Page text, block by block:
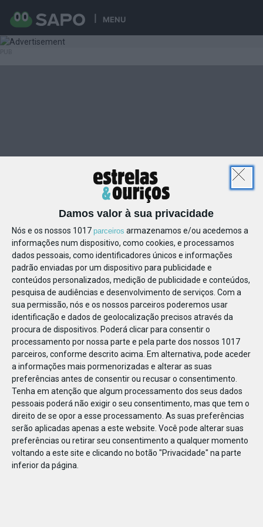
MENU
Damos valor à sua privacidade
Nós e os nossos 1017 parceiros armazenamos e/ou acedemos a
informações num dispositivo, como cookies, e processamos
dados pessoais, como identificadores únicos e informações
padrão enviadas por um dispositivo para publicidade e
conteúdos personalizados, medição de publicidade e conteúdos,
pesquisa de audiências e desenvolvimento de serviços. Com a
sua permissão, nós e os nossos parceiros poderemos usar
identificação e dados de geolocalização precisos através da
procura de dispositivos. Poderá clicar para consentir o
processamento por nossa parte e pela parte dos nossos 1017
parceiros, conforme descrito acima. Em alternativa, pode aceder
a informações mais pormenorizadas e alterar as suas
preferências antes de consentir ou recusar o consentimento.
Tenha em atenção que algum processamento dos seus dados
pessoais poderá não exigir o seu consentimento, mas que tem o
direito de se opor a esse processamento. As suas preferências
serão aplicadas apenas a este website. Você pode alterar suas
preferências ou retirar seu consentimento a qualquer momento
voltando a este site e clicando no botão "Privacidade" na parte
inferior da página.
857391823205344